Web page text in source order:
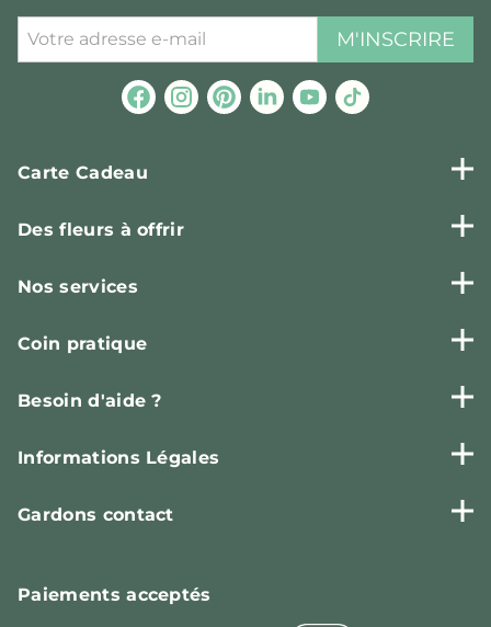
M'INSCRIRE
Carte Cadeau
Des fleurs à offrir
Nos services
Coin pratique
Besoin d'aide ?
Informations Légales
Gardons contact
Paiementsacceptés